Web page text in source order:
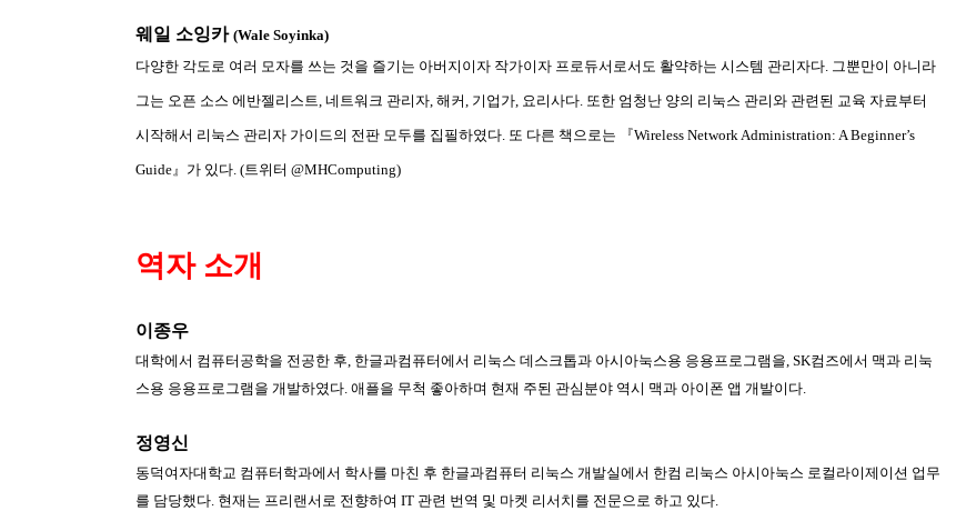
웨일 소잉카 (Wale Soyinka)
다양한 각도로 여러 모자를 쓰는 것을 즐기는 아버지이자 작가이자 프로듀서로서도 활약하는 시스템 관리자다 그뿐만이 아니라
그는 오픈 소스 에반젤리스트 네트워크 관리자 해커 기업가 요리사다 또한 엄청난 양의 리눅스 관리와 관련된 교육 자료부터
시작해서 리눅스 관리자 가이드의 전판 모두를 집필하였다 또 다른 책으로는 『Wireless Network Administration: A Beginner’s
Guide 』가 있다 . (트위터 @MHComputing)
역자 소개
이종우
대학에서 컴퓨터공학을 전공한 후 한글과컴퓨터에서 리눅스 데스크톱과 아시아눅스용 응용프로그램을 , SK컴즈에서 맥과 리눅
스용 응용프로그램을 개발하였다 애플을 무척 좋아하며 현재 주된 관심분야 역시 맥과 아이폰 앱 개발이다
정영신
동덕여자대학교 컴퓨터학과에서 학사를 마친 후 한글과컴퓨터 리눅스 개발실에서 한컴 리눅스 아시아눅스 로컬라이제이션 업무
를 담당했다 현재는 프리랜서로 전향하여 IT 관련 번역 및 마켓 리서치를 전문으로 하고 있다